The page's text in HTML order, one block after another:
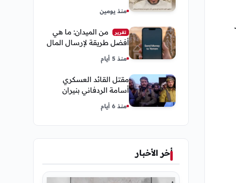
رحلة العلاج
منذ يومين
تقرير
من الميدان: ما هي
أفضل طريقة لإرسال المال
إلى اليمن من السعودية
وأمريكا
منذ 5 أيام
مقتل القائد العسكري
أسامة الردفاني بنيران
مسلحين مجهولين في
مديرية العبر
منذ 6 أيام
أخر الأخبار